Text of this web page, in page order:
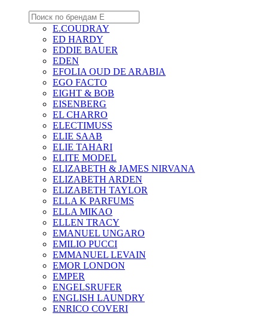
E.COUDRAY
ED HARDY
EDDIE BAUER
EDEN
EFOLIA OUD DE ARABIA
EGO FACTO
EIGHT & BOB
EISENBERG
EL CHARRO
ELECTIMUSS
ELIE SAAB
ELIE TAHARI
ELITE MODEL
ELIZABETH & JAMES NIRVANA
ELIZABETH ARDEN
ELIZABETH TAYLOR
ELLA K PARFUMS
ELLA MIKAO
ELLEN TRACY
EMANUEL UNGARO
EMILIO PUCCI
EMMANUEL LEVAIN
EMOR LONDON
EMPER
ENGELSRUFER
ENGLISH LAUNDRY
ENRICO COVERI